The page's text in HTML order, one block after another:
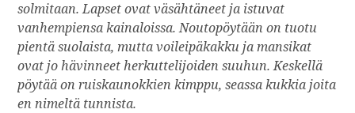
solmitaan. Lapset ovat väsähtäneet ja istuvat
vanhempiensa kainaloissa. Noutopöytään on tuotu
pientä suolaista, mutta voileipäkakku ja mansikat
ovat jo hävinneet herkuttelijoiden suuhun. Keskellä
pöytää on ruiskaunokkien kimppu, seassa kukkia joita
en nimeltä tunnista.